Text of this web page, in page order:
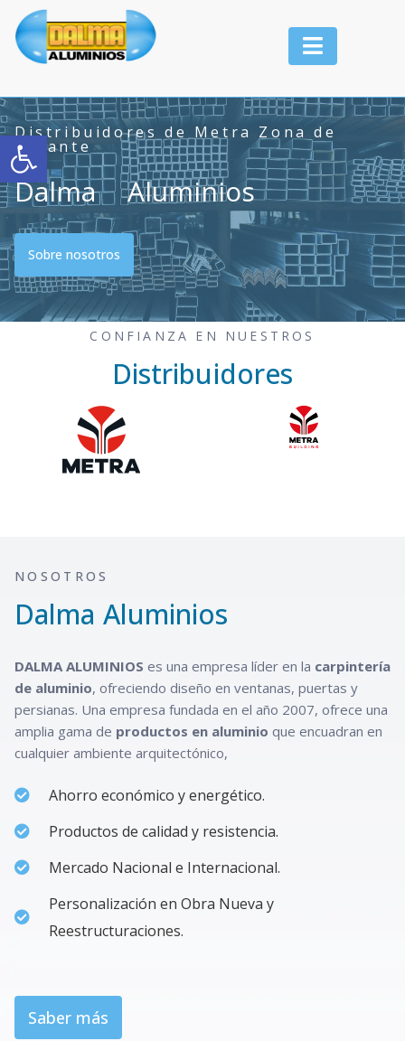
Abrir barra de herramientas
Distribuidores de Metra Zona de
Levante
Dalma Aluminios
Sobre nosotros
CONFIANZA EN NUESTROS
Distribuidores
NOSOTROS
Dalma Aluminios
DALMA ALUMINIOS es una empresa líder en la carpintería
de aluminio, ofreciendo diseño en ventanas, puertas y
persianas. Una empresa fundada en el año 2007, ofrece una
amplia gama de productos en aluminio que encuadran en
cualquier ambiente arquitectónico,
Ahorro económico y energético.
Productos de calidad y resistencia.
Mercado Nacional e Internacional.
Personalización en Obra Nueva y
Reestructuraciones.
Saber más